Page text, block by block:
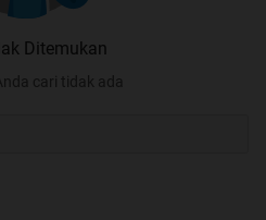
Ditemukan
cari tidak ada